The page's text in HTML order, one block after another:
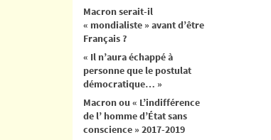
Macron serait-il
« mondialiste » avant d’être
Français ?
« Il n’aura échappé à
personne que le postulat
démocratique… »
Macron ou « L’indifférence
de l’ homme d’État sans
conscience » 2017-2019